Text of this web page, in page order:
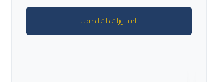
المنشورات ذات الصلة ...